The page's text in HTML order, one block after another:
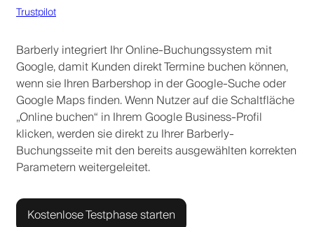
Trustpilot
Barberly integriert Ihr Online-Buchungssystem mit
Google, damit Kunden direkt Termine buchen können,
wenn sie Ihren Barbershop in der Google-Suche oder
Google Maps finden. Wenn Nutzer auf die Schaltfläche
„Online buchen“ in Ihrem Google Business-Profil
klicken, werden sie direkt zu Ihrer Barberly-
Buchungsseite mit den bereits ausgewählten korrekten
Parametern weitergeleitet.
Kostenlose Testphase starten